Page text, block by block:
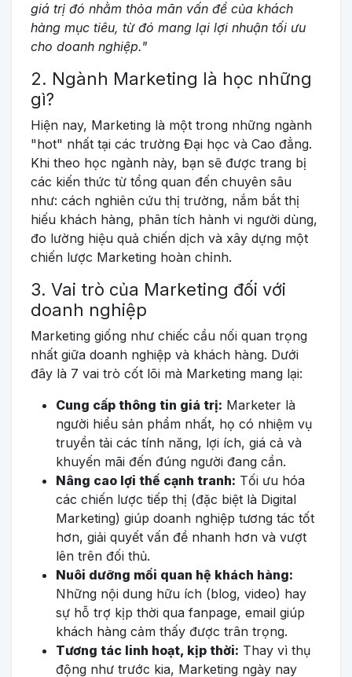
giá trị đó nhằm thỏa mãn vấn đề của khách
hàng mục tiêu, từ đó mang lại lợi nhuận tối ưu
cho doanh nghiệp."
2. Ngành Marketing là học những
gì?
Hiện nay, Marketing là một trong những ngành
"hot" nhất tại các trường Đại học và Cao đẳng.
Khi theo học ngành này, bạn sẽ được trang bị
các kiến thức từ tổng quan đến chuyên sâu
như: cách nghiên cứu thị trường, nắm bắt thị
hiếu khách hàng, phân tích hành vi người dùng,
đo lường hiệu quả chiến dịch và xây dựng một
chiến lược Marketing hoàn chỉnh.
3. Vai trò của Marketing đối với
doanh nghiệp
Marketing giống như chiếc cầu nối quan trọng
nhất giữa doanh nghiệp và khách hàng. Dưới
đây là 7 vai trò cốt lõi mà Marketing mang lại:
Cung cấp thông tin giá trị: Marketer là
người hiểu sản phẩm nhất, họ có nhiệm vụ
truyền tải các tính năng, lợi ích, giá cả và
khuyến mãi đến đúng người đang cần.
Nâng cao lợi thế cạnh tranh: Tối ưu hóa
các chiến lược tiếp thị (đặc biệt là Digital
Marketing) giúp doanh nghiệp tương tác tốt
hơn, giải quyết vấn đề nhanh hơn và vượt
lên trên đối thủ.
Nuôi dưỡng mối quan hệ khách hàng:
Những nội dung hữu ích (blog, video) hay
sự hỗ trợ kịp thời qua fanpage, email giúp
khách hàng cảm thấy được trân trọng.
Tương tác linh hoạt, kịp thời: Thay vì thụ
động như trước kia, Marketing ngày nay